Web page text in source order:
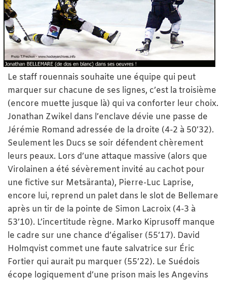
Le staff rouennais souhaite une équipe qui peut
marquer sur chacune de ses lignes, c’est la troisième
(encore muette jusque là) qui va conforter leur choix.
Jonathan Zwikel dans l’enclave dévie une passe de
Jérémie Romand adressée de la droite (4-2 à 50’32).
Seulement les Ducs se soir défendent chèrement
leurs peaux. Lors d’une attaque massive (alors que
Virolainen a été sévèrement invité au cachot pour
une fictive sur Metsäranta), Pierre-Luc Laprise,
encore lui, reprend un palet dans le slot de Bellemare
après un tir de la pointe de Simon Lacroix (4-3 à
53’10). L’incertitude règne. Marko Kiprusoff manque
le cadre sur une chance d’égaliser (55’17). David
Holmqvist commet une faute salvatrice sur Éric
Fortier qui aurait pu marquer (55’22). Le Suédois
écope logiquement d’une prison mais les Angevins